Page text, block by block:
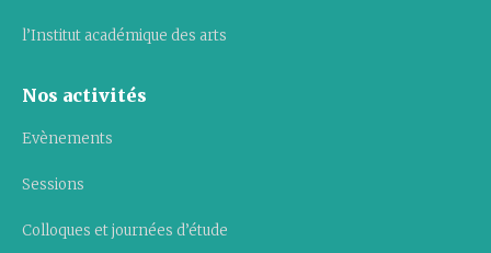
l’Institut académique des arts
Nos activités
Evènements
Sessions
Colloques et journées d’étude